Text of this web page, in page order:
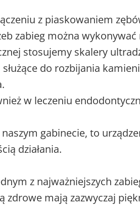
z piaskowaniem
zabieg można
stosujemy skalery
do rozbijania
w leczeniu
gabinecie, to
działania.
z najważniejszych
mają zazwyczaj